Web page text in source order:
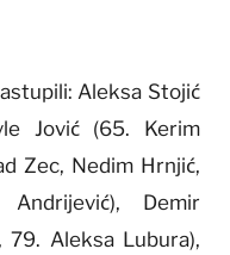
Aleksa Stojić
Jović (65. Kerim
Zec, Nedim Hrnjić,
Demir
79. Aleksa Lubura),